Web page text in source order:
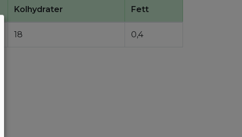
Kolhydrater Fett
18 0,4